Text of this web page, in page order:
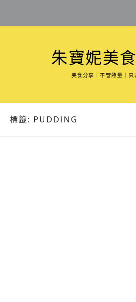
content
朱寶妮美
美食分享｜不管熱量｜只
標籤: PUDDING